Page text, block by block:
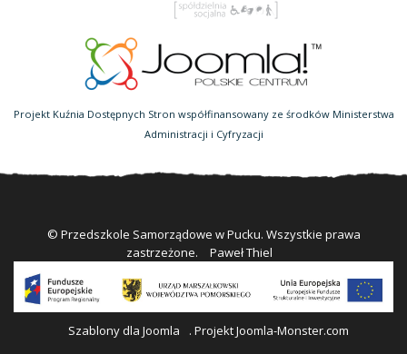
Projekt Kuźnia Dostępnych Stron współfinansowany ze środków Ministerstwa
Administracji i Cyfryzacji
© Przedszkole Samorządowe w Pucku. Wszystkie prawa
zastrzeżone.
Paweł Thiel
Szablony dla Joomla
. Projekt Joomla-Monster.com